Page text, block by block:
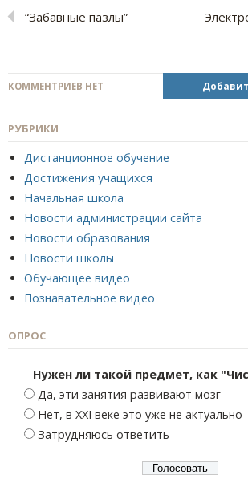
“Забавные пазлы”
КОММЕНТРИЕВ НЕТ
РУБРИКИ
Дистанционное обучение
Достижения учащихся
Начальная школа
Новости администрации сайта
Новости образования
Новости школы
Обучающее видео
Познавательное видео
ОПРОС
Нужен ли такой предмет, как
Да, эти занятия развивают мозг
Нет, в XXI веке это уже не актуально
Затрудняюсь ответить